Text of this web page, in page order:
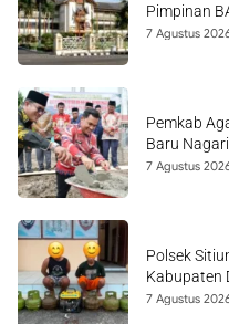
Pimpinan
7 Agustus
Pemkab
Baru
7 Agustus
Polsek
Kabupaten
7 Agustus